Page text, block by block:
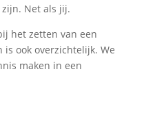
Net als jij.
het zetten van een
ook overzichtelijk. We
maken in een